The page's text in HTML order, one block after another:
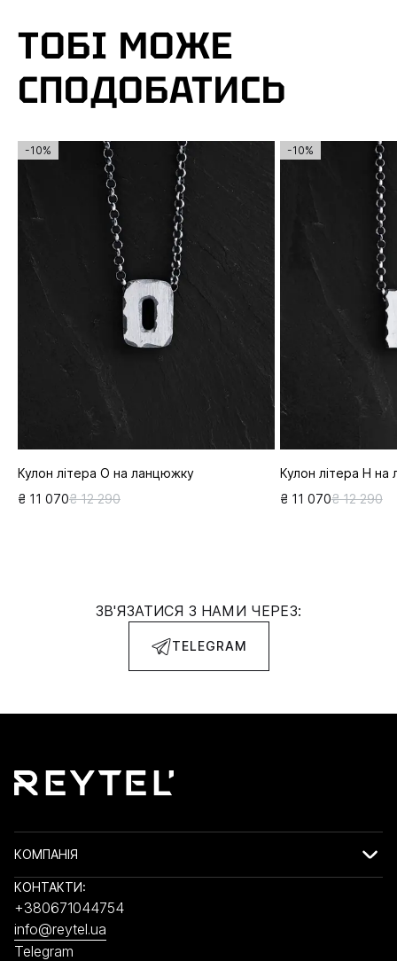
ТОБІ МОЖЕ
СПОДОБАТИСЬ
-10%
Кулон літера О на ланцюжку
₴ 11 070₴ 12 290
-10%
Кулон літера Н на
₴ 11 070₴ 12 290
ЗВ'ЯЗАТИСЯ З НАМИ ЧЕРЕЗ:
TELEGRAM
КОМПАНІЯ
КОНТАКТИ:
+380671044754
info@reytel.ua
Telegram